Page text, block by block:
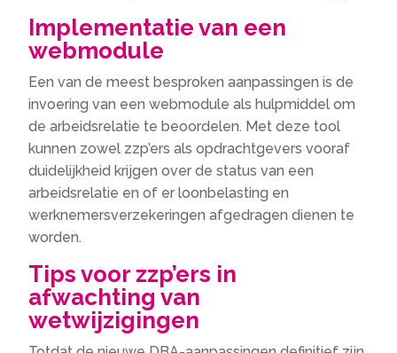
Implementatie van een
webmodule
Een van de meest besproken aanpassingen is de
invoering van een webmodule als hulpmiddel om
de arbeidsrelatie te beoordelen. Met deze tool
kunnen zowel zzp’ers als opdrachtgevers vooraf
duidelijkheid krijgen over de status van een
arbeidsrelatie en of er loonbelasting en
werknemersverzekeringen afgedragen dienen te
worden.
Tips voor zzp’ers in
afwachting van
wetwijzigingen